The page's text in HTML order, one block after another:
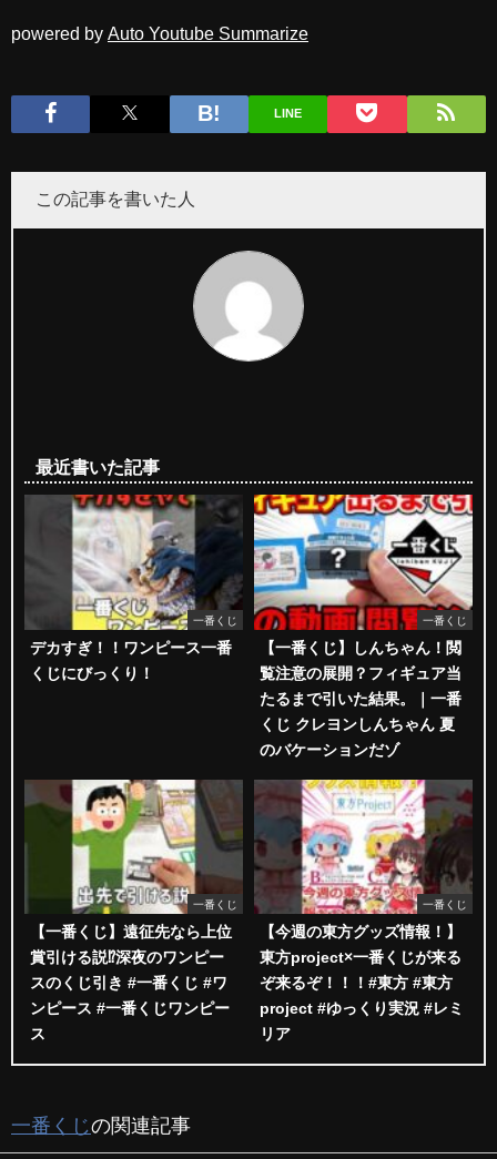
powered by Auto Youtube Summarize
LINE
この記事を書いた人
最近書いた記事
一番くじ
デカすぎ！！ワンピース一番
くじにびっくり！
一番くじ
【一番くじ】しんちゃん！閲
覧注意の展開？フィギュア当
たるまで引いた結果。｜一番
くじ クレヨンしんちゃん 夏
のバケーションだゾ
一番くじ
【一番くじ】遠征先なら上位
賞引ける説⁉︎深夜のワンピー
スのくじ引き #一番くじ #ワ
ンピース #一番くじワンピー
ス
一番くじ
【今週の東方グッズ情報！】
東方project×一番くじが来る
ぞ来るぞ！！！#東方 #東方
project #ゆっくり実況 #レミ
リア
一番くじの関連記事